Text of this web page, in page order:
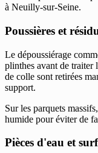
à Neuilly-sur-Seine.
Poussières et
Le dépoussiérage
plinthes avant de traiter
de colle sont retirées
support.
Sur les parquets
humide pour éviter de
Pièces d'eau et